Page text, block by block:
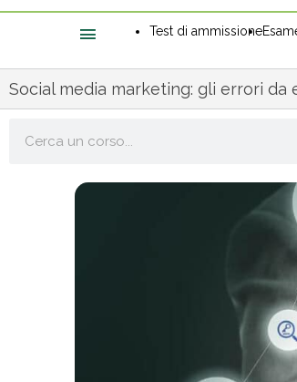
Test di ammissione
Social media marketing: gli errori da